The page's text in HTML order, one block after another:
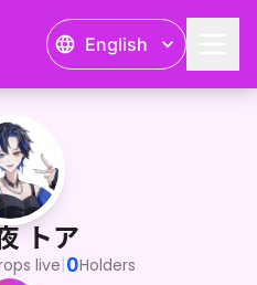
English
グループ暁青月の番長をし
トア
live|0Holders